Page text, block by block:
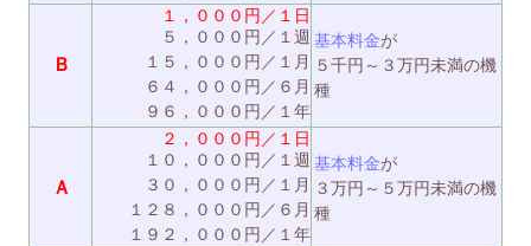
Ｂ
１，０００円／１日
５，０００円／１週
１５，０００円／１月
６４，０００円／６月
９６，０００円／１年
基本料金が
５千円～３万円未満の機
種
Ａ
２，０００円／１日
１０，０００円／１週
３０，０００円／１月
１２８，０００円／６月
１９２，０００円／１年
基本料金が
３万円～５万円未満の機
種